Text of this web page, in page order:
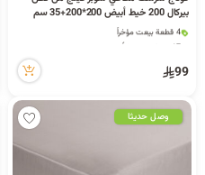
بيركال 200 خيط أبيض 200*200+35 سم
17 مشاهدة مؤخراً
17 مشاهدة مؤخراً99
وصل حديثا